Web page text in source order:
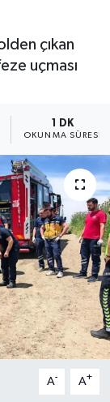
çıkan
uçması
1 DK
OKUNMA SÜRESI
A- A+